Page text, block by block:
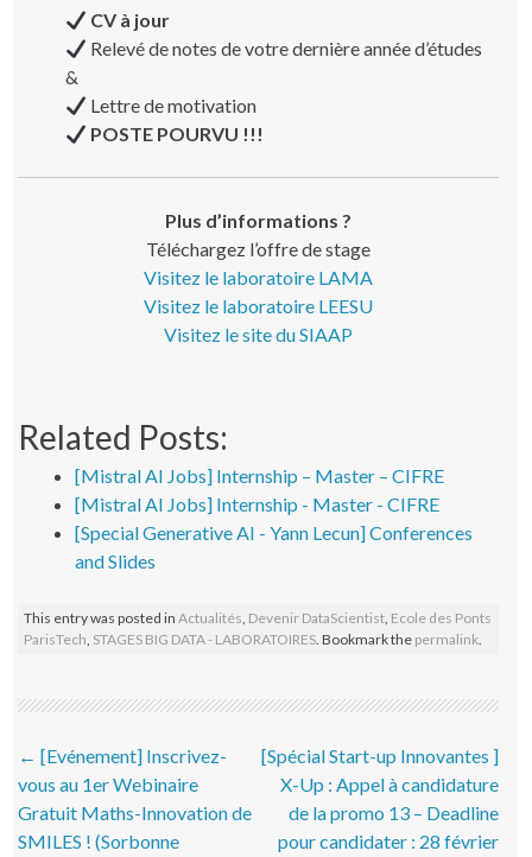
CV à jour
Relevé de notes de votre dernière année d’études
&
Lettre de motivation
POSTE POURVU !!!
Plus d’informations ?
Téléchargez l’offre de stage
Visitez le laboratoire LAMA
Visitez le laboratoire LEESU
Visitez le site du SIAAP
Related Posts:
[Mistral AI Jobs] Internship – Master – CIFRE
[Mistral AI Jobs] Internship - Master - CIFRE
[Special Generative AI - Yann Lecun] Conferences
and Slides
This entry was posted inActualités, Devenir DataScientist, Ecole des Ponts
ParisTech, STAGES BIG DATA - LABORATOIRES. Bookmark the permalink.
Post navigation
← [Evénement] Inscrivez-
vous au 1er Webinaire
Gratuit Maths-Innovation de
SMILES ! (Sorbonne
[Spécial Start-up Innovantes ]
X-Up : Appel à candidature
de la promo 13 – Deadline
pour candidater : 28 février